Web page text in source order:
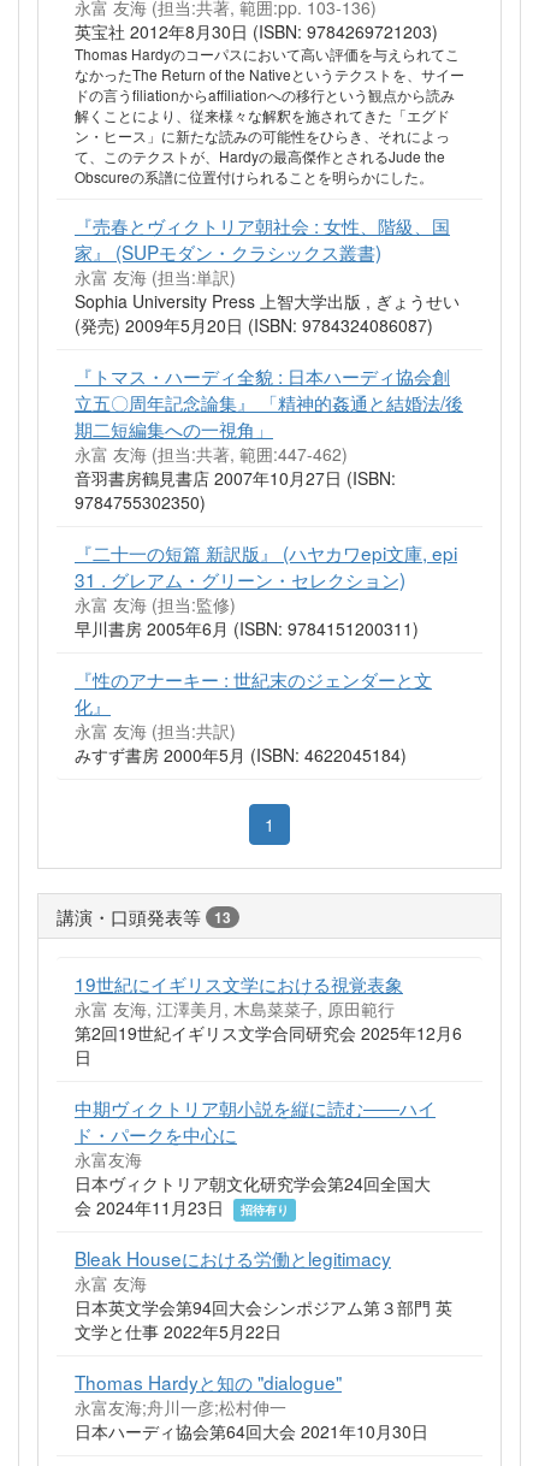
永富 友海 (担当:共著, 範囲:pp. 103-136)
英宝社 2012年8月30日 (ISBN: 9784269721203)
Thomas Hardyのコーパスにおいて高い評価を与えられてこ
なかったThe Return of the Nativeというテクストを、サイー
ドの言うfiliationからaffiliationへの移行という観点から読み
解くことにより、従来様々な解釈を施されてきた「エグド
ン・ヒース」に新たな読みの可能性をひらき、それによっ
て、このテクストが、Hardyの最高傑作とされるJude the
Obscureの系譜に位置付けられることを明らかにした。
『売春とヴィクトリア朝社会 : 女性、階級、国
家』 (SUPモダン・クラシックス叢書)
永富 友海 (担当:単訳)
Sophia University Press 上智大学出版 , ぎょうせい
(発売) 2009年5月20日 (ISBN: 9784324086087)
『トマス・ハーディ全貌 : 日本ハーディ協会創
立五〇周年記念論集』 「精神的姦通と結婚法/後
期二短編集への一視角」
永富 友海 (担当:共著, 範囲:447-462)
音羽書房鶴見書店 2007年10月27日 (ISBN:
9784755302350)
『二十一の短篇 新訳版』 (ハヤカワepi文庫, epi
31 . グレアム・グリーン・セレクション)
永富 友海 (担当:監修)
早川書房 2005年6月 (ISBN: 9784151200311)
『性のアナーキー : 世紀末のジェンダーと文
化』
永富 友海 (担当:共訳)
みすず書房 2000年5月 (ISBN: 4622045184)
1
講演・口頭発表等 13
19世紀にイギリス文学における視覚表象
永富 友海, 江澤美月, 木島菜菜子, 原田範行
第2回19世紀イギリス文学合同研究会 2025年12月6
日
中期ヴィクトリア朝小説を縦に読む――ハイ
ド・パークを中心に
永富友海
日本ヴィクトリア朝文化研究学会第24回全国大
会 2024年11月23日
招待有り
Bleak Houseにおける労働とlegitimacy
永富 友海
日本英文学会第94回大会シンポジアム第３部門 英
文学と仕事 2022年5月22日
Thomas Hardyと知の "dialogue"
永富友海;舟川一彦;松村伸一
日本ハーディ協会第64回大会 2021年10月30日